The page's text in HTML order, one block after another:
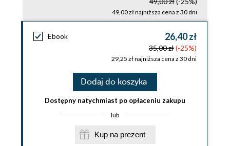
49,00 zł najniższa cena z 30 dni
Ebook 26,40 zł
35,00 zł(-25%)
29,25 zł najniższa cena z 30 dni
Dodaj do koszyka
Dostępny natychmiast po opłaceniu zakupu
lub
Kup na prezent